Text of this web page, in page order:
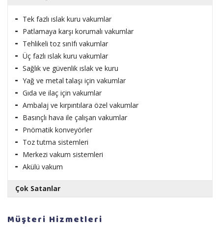
Tek fazlı ıslak kuru vakumlar
Patlamaya karşı korumalı vakumlar
Tehlikeli toz sınIfı vakumlar
Üç fazlı ıslak kuru vakumlar
Sağlık ve güvenlik ıslak ve kuru
Yağ ve metal talaşı için vakumlar
Gıda ve ilaç için vakumlar
Ambalaj ve kırpıntılara özel vakumlar
Basınçlı hava ile çalışan vakumlar
Pnömatik konveyörler
Toz tutma sistemleri
Merkezi vakum sistemleri
Akülü vakum
Çok Satanlar
Müşteri Hizmetleri